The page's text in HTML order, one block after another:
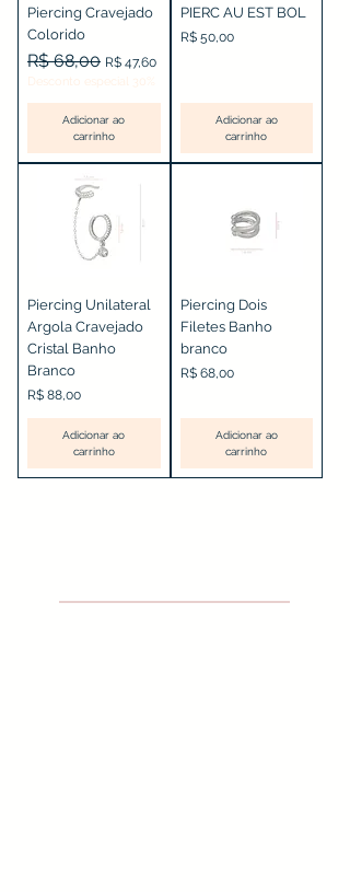
Piercing Cravejado
Colorido
Preço normal
R$ 68,00 Preço promocional
R$ 47,60
Desconto especial 30%
Adicionar ao
carrinho
PIERC AU EST BOL
Preço
R$ 50,00
Adicionar ao
carrinho
Piercing Unilateral
Argola Cravejado
Cristal Banho
Branco
Preço
R$ 88,00
Adicionar ao
carrinho
Piercing Dois
Filetes Banho
branco
Preço
R$ 68,00
Adicionar ao
carrinho